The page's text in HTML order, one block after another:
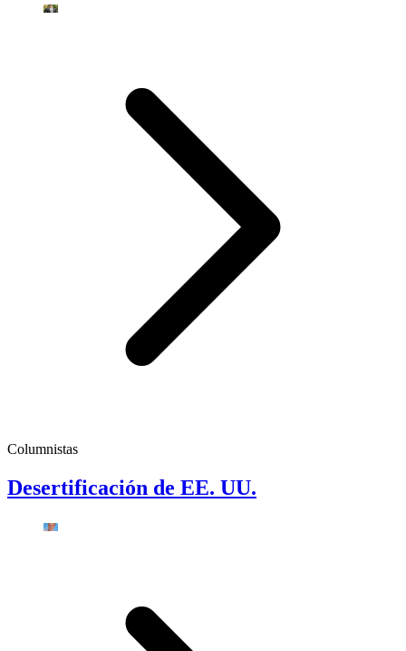
Columnistas
Desertificación de EE. UU.